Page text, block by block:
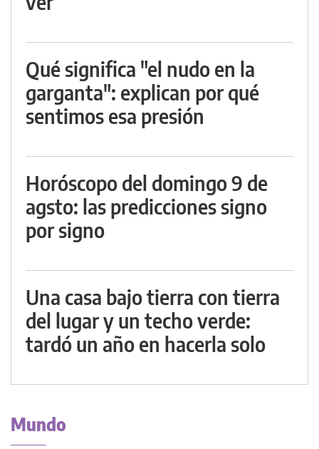
Qué significa "el nudo en la
garganta": explican por qué
sentimos esa presión
Horóscopo del domingo 9 de
agsto: las predicciones signo
por signo
Una casa bajo tierra con tierra
del lugar y un techo verde:
tardó un año en hacerla solo
Mundo